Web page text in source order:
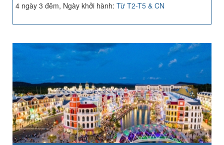
4 ngày 3 đêm, Ngày khởi hành: Từ T2-T5 & CN